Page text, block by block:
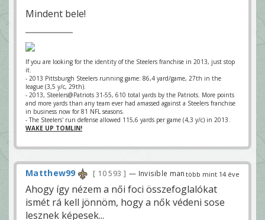
Mindent bele!
If you are looking for the identity of the Steelers franchise in 2013, just stop
it.
- 2013 Pittsburgh Steelers running game: 86,4 yard/game, 27th in the
league (3,5 y/c, 29th).
- 2013, Steelers@Patriots 31-55, 610 total yards by the Patriots. More points
and more yards than any team ever had amassed against a Steelers franchise
in business now for 81 NFL seasons.
- The Steelers' run defense allowed 115,6 yards per game (4,3 y/c) in 2013.
WAKE UP TOMLIN!
több mint 14 éve
Matthew99 10 593 — Invisible man
Ahogy így nézem a női foci összefoglalókat
ismét rá kell jönnöm, hogy a nők védeni sose
lesznek képesek...